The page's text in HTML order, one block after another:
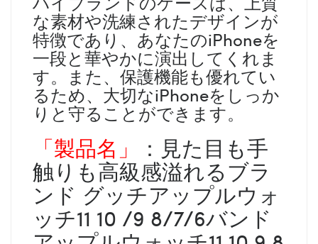
な素材や洗練されたデザインが
特徴であり、あなたのiPhoneを
一段と華やかに演出してくれま
す。また、保護機能も優れてい
るため、大切なiPhoneをしっか
りと守ることができます。
「製品名」 ：見た目も手
触りも高級感溢れるブラ
ンド グッチアップルウォ
ッチ11 10 /9 8/7/6バンド